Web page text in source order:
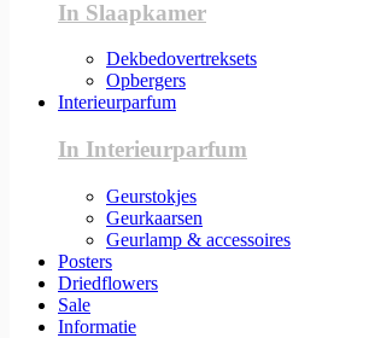
In Slaapkamer
Dekbedovertreksets
Opbergers
Interieurparfum
In Interieurparfum
Geurstokjes
Geurkaarsen
Geurlamp & accessoires
Posters
Driedflowers
Sale
Informatie